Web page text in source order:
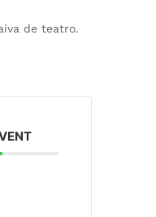
de teatro.